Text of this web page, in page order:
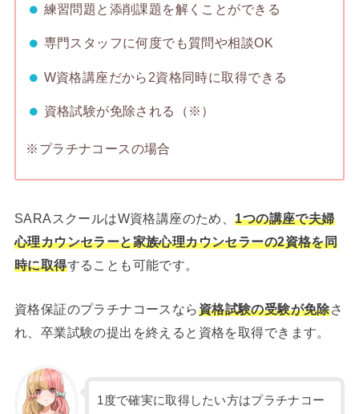
練習問題と添削課題を解くことができる
専門スタッフに何度でも質問や相談OK
W資格講座だから2資格同時に取得できる
資格試験が免除される（※）
※プラチナコースの場合
SARAスクールはW資格講座のため、1つの講座で夫婦
心理カウンセラーと家族心理カウンセラーの2資格を同
時に取得することも可能です。
資格保証のプラチナコースなら資格試験の受験が免除さ
れ、卒業試験の提出を終えると資格を取得できます。
1度で確実に取得したい方はプラチナコー